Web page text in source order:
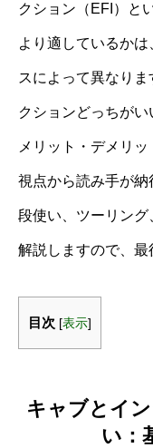
クション（EFI）と
より適しているか
スによって異なりま
クションどっちが
メリット・デメリ
視点から読み手が
段使い、ツーリン
解説しますので、最
目次 [表示]
キャブとイ
い：